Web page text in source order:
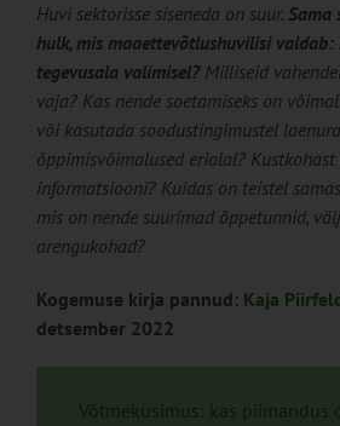
Huvi sektorisse siseneda on suur. Sama
hulk, mis maaettevõtlushuvilisi
tegevusala valimisel?Milliseid
vaja? Kas nende soetamiseks on
või kasutada soodustingimustel
õppimisvõimalused erialal?
informatsiooni? Kuidas on teistel
mis on nende suurimad õppetunnid,
arengukohad?
Kogemuse kirja pannud: Kaja
detsember 2022
Võtmeküsimus: kas piimandus